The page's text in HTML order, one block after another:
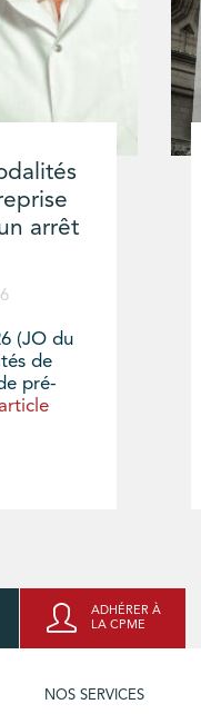
arrêt
(JO du
de
pré-
ADHÉRER À
LA CPME
NOS SERVICES